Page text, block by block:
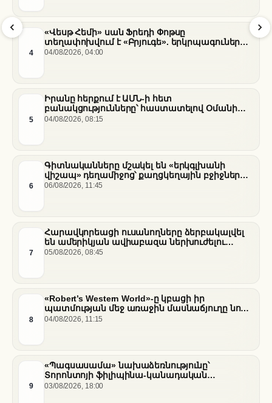
4
«Վեսթ Հեմի» սան Ֆրեդի Փոթսը
տեղափոխվում է «Բրյուգե». երկրպագուների
դժգոհությունը և ակումբի ռազմավարությունը
04/08/2026, 04:00
5
Իրանը հերքում է ԱՄՆ-ի հետ
բանակցությունները՝ հաստատելով Օմանի
միջնորդությամբ քննարկումները Հորմուզի
04/08/2026, 08:15
6
Գիտնականները մշակել են «երկգլխանի
վիշապ» դեղամիջոց՝ քաղցկեղային բջիջները
սովամահ անելու համար
06/08/2026, 11:45
7
Հարավկորեացի ուսանողները ձերբակալվել
են ամերիկյան ավիաբազա ներխուժելու
համար
05/08/2026, 08:45
8
«Robert’s Western World»-ը կբացի իր
պատմության մեջ առաջին մասնաճյուղը նոր
«Nissan Stadium» մարզադաշտում
04/08/2026, 11:15
9
«Պագսասամա» նախաձեռնությունը՝
Տորոնտոյի ֆիլիպինա-կանադական
արվեստագետների համար
03/08/2026, 18:00